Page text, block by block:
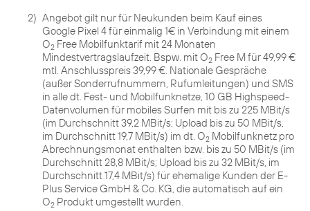
2) Angebot gilt nur für Neukunden beim Kauf eines
Google Pixel 4 für einmalig 1€ in Verbindung mit einem
O2 Free Mobilfunktarif mit 24 Monaten
Mindestvertragslaufzeit. Bspw. mit O2 Free M für 49,99 €
mtl. Anschlusspreis 39,99 €. Nationale Gespräche
(außer Sonderrufnummern, Rufumleitungen) und SMS
in alle dt. Fest- und Mobilfunknetze, 10 GB Highspeed-
Datenvolumen für mobiles Surfen mit bis zu 225 MBit/s
(im Durchschnitt 39,2 MBit/s; Upload bis zu 50 MBit/s,
im Durchschnitt 19,7 MBit/s) im dt. O2 Mobilfunknetz pro
Abrechnungsmonat enthalten bzw. bis zu 50 MBit/s (im
Durchschnitt 28,8 MBit/s; Upload bis zu 32 MBit/s, im
Durchschnitt 17,4 MBit/s) für ehemalige Kunden der E-
Plus Service GmbH & Co. KG, die automatisch auf ein
O2 Produkt umgestellt wurden.